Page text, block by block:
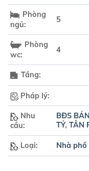
Phòng
ngủ:
5
Phòng
wc:
4
Tầng:
Pháp lý:
Nhu
cầu:
BĐS BÁN
TỶ, TÂN
Loại: Nhà phố